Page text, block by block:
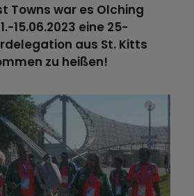
Towns war es Olching
15.06.2023 eine 25-
aus St. Kitts
zu heißen!